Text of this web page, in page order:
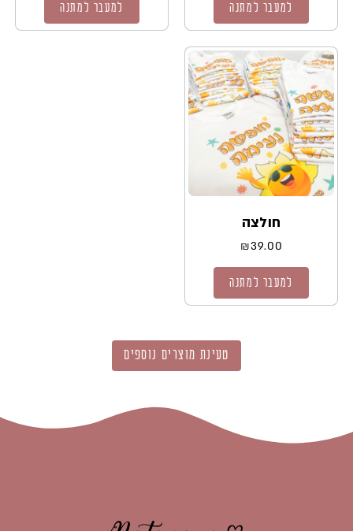
למעבר למתנה למעבר למתנה
חולצה
₪39.00
למעבר למתנה
טעינת מוצרים נוספים